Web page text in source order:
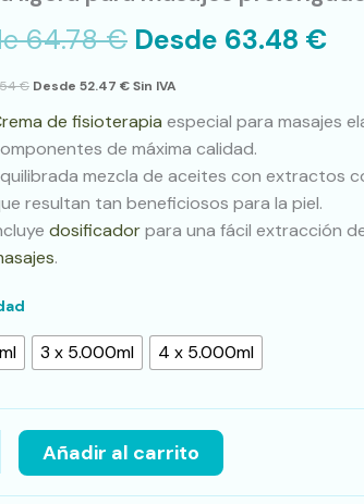
64.78€ Desde 63.48 €
€ Desde 52.47 €Sin IVA
de fisioterapia especial para masajes
de máxima calidad.
mezcla de aceites con extractos
resultan tan beneficiosos para la piel.
dosificadorpara una fácil extracción
.
3 x 5.000ml 4 x 5.000ml
Añadir al carrito